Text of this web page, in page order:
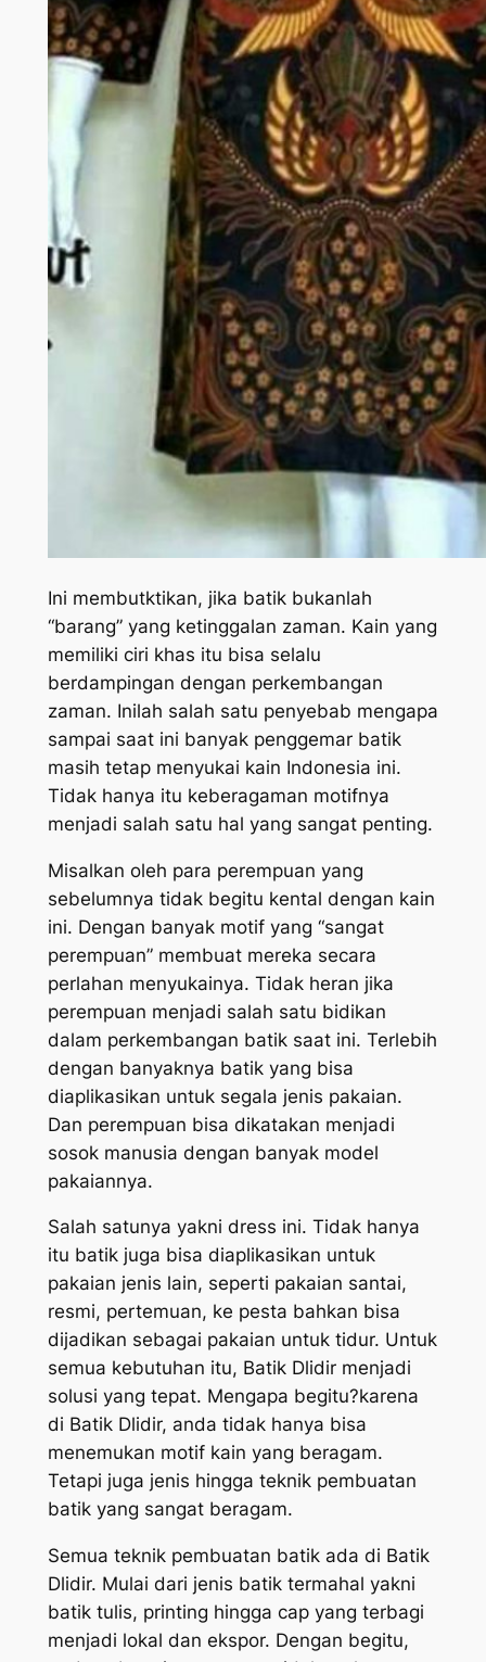
Ini membutktikan, jika batik bukanlah
“barang” yang ketinggalan zaman. Kain yang
memiliki ciri khas itu bisa selalu
berdampingan dengan perkembangan
zaman. Inilah salah satu penyebab mengapa
sampai saat ini banyak penggemar batik
masih tetap menyukai kain Indonesia ini.
Tidak hanya itu keberagaman motifnya
menjadi salah satu hal yang sangat penting.
Misalkan oleh para perempuan yang
sebelumnya tidak begitu kental dengan kain
ini. Dengan banyak motif yang “sangat
perempuan” membuat mereka secara
perlahan menyukainya. Tidak heran jika
perempuan menjadi salah satu bidikan
dalam perkembangan batik saat ini. Terlebih
dengan banyaknya batik yang bisa
diaplikasikan untuk segala jenis pakaian.
Dan perempuan bisa dikatakan menjadi
sosok manusia dengan banyak model
pakaiannya.
Salah satunya yakni dress ini. Tidak hanya
itu batik juga bisa diaplikasikan untuk
pakaian jenis lain, seperti pakaian santai,
resmi, pertemuan, ke pesta bahkan bisa
dijadikan sebagai pakaian untuk tidur. Untuk
semua kebutuhan itu, Batik Dlidir menjadi
solusi yang tepat. Mengapa begitu?karena
di Batik Dlidir, anda tidak hanya bisa
menemukan motif kain yang beragam.
Tetapi juga jenis hingga teknik pembuatan
batik yang sangat beragam.
Semua teknik pembuatan batik ada di Batik
Dlidir. Mulai dari jenis batik termahal yakni
batik tulis, printing hingga cap yang terbagi
menjadi lokal dan ekspor. Dengan begitu,